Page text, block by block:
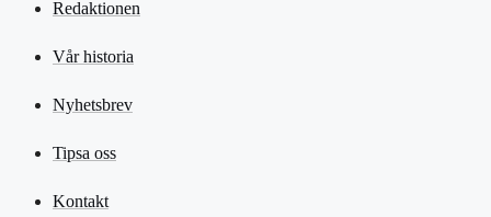
Redaktionen
Vår historia
Nyhetsbrev
Tipsa oss
Kontakt